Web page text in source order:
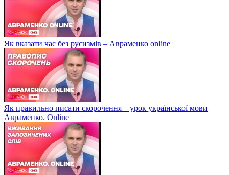
Як вказати час без русизмів – Авраменко online
Як правильно писати скорочення – урок української мови
Авраменко. Online